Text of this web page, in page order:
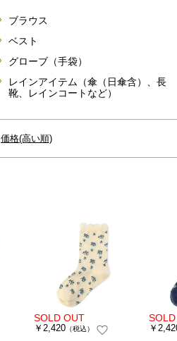
ブラウス
ベスト
グローブ（手袋）
レインアイテム（傘（日傘含）、長
靴、レインコートなど）
価格(高い順)
￥2,420 （税込） ￥